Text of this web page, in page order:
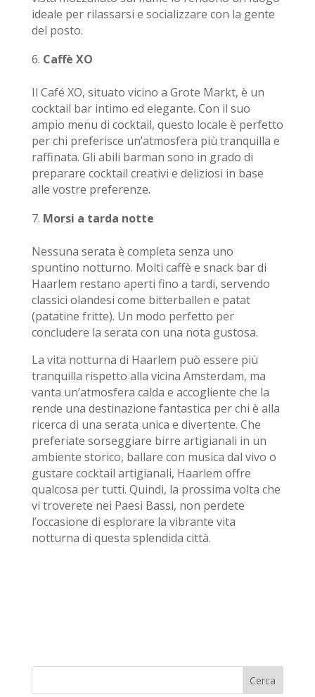
ideale per rilassarsi e socializzare con la gente
del posto.
Caffè XO
Il Café XO, situato vicino a Grote Markt, è un
cocktail bar intimo ed elegante. Con il suo
ampio menu di cocktail, questo locale è perfetto
per chi preferisce un’atmosfera più tranquilla e
raffinata. Gli abili barman sono in grado di
preparare cocktail creativi e deliziosi in base
alle vostre preferenze.
Morsi a tarda notte
Nessuna serata è completa senza uno
spuntino notturno. Molti caffè e snack bar di
Haarlem restano aperti fino a tardi, servendo
classici olandesi come bitterballen e patat
(patatine fritte). Un modo perfetto per
concludere la serata con una nota gustosa.
La vita notturna di Haarlem può essere più
tranquilla rispetto alla vicina Amsterdam, ma
vanta un’atmosfera calda e accogliente che la
rende una destinazione fantastica per chi è alla
ricerca di una serata unica e divertente. Che
preferiate sorseggiare birre artigianali in un
ambiente storico, ballare con musica dal vivo o
gustare cocktail artigianali, Haarlem offre
qualcosa per tutti. Quindi, la prossima volta che
vi troverete nei Paesi Bassi, non perdete
l’occasione di esplorare la vibrante vita
notturna di questa splendida città.
Cerca